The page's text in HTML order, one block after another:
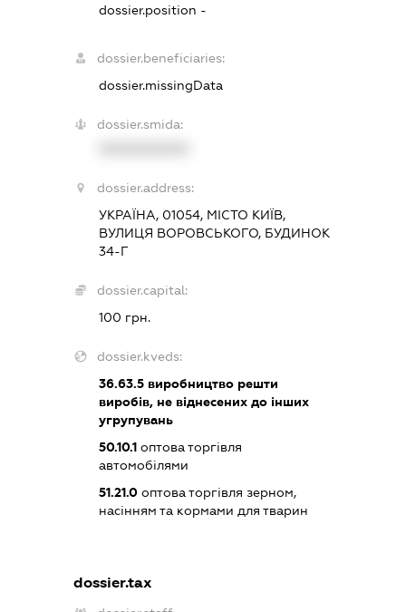
dossier.position -
dossier.beneficiaries:
dossier.missingData
dossier.smida:
dossier.address:
УКРАЇНА, 01054, МІСТО КИЇВ,
ВУЛИЦЯ ВОРОВСЬКОГО, БУДИНОК
34-Г
dossier.capital:
100 грн.
dossier.kveds:
36.63.5 виробництво решти
виробів, не віднесених до інших
угрупувань
50.10.1 оптова торгівля
автомобілями
51.21.0 оптова торгівля зерном,
насінням та кормами для тварин
dossier.tax